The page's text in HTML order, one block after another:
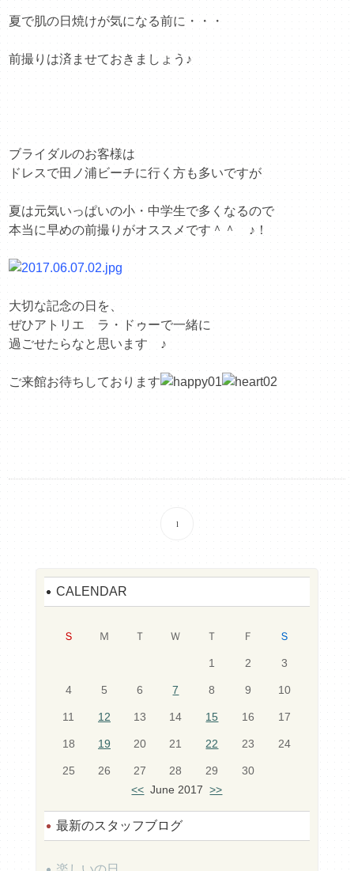
夏で肌の日焼けが気になる前に・・・
前撮りは済ませておきましょう♪
ブライダルのお客様は
ドレスで田ノ浦ビーチに行く方も多いですが
夏は元気いっぱいの小・中学生で多くなるので
本当に早めの前撮りがオススメです＾＾ ♪！
大切な記念の日を、
ぜひアトリエ ラ・ドゥーで一緒に
過ごせたらなと思います ♪
ご来館お待ちしております
1
CALENDAR
Ｓ Ｍ Ｔ Ｗ Ｔ Ｆ Ｓ
1 2 3
4 5 6 7 8 9 10
11 12 13 14 15 16 17
18 19 20 21 22 23 24
25 26 27 28 29
30
<< June 2017>>
最新のスタッフブログ